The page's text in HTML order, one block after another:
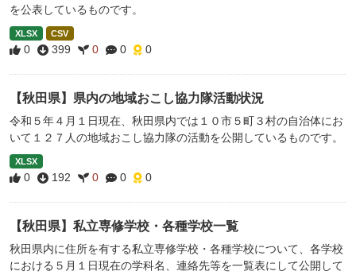
を公表しているものです。
XLSX CSV
0 399 0 0 0
【秋田県】県内の地域おこし協力隊活動状況
令和５年４月１日現在、秋田県内では１０市５町３村の自治体にお
いて１２７人の地域おこし協力隊の活動を公開しているものです。
XLSX
0 192 0 0 0
【秋田県】私立専修学校・各種学校一覧
秋田県内に住所を有する私立専修学校・各種学校について、各学校
における５月１日現在の学科名、連絡先等を一覧表にして公開して